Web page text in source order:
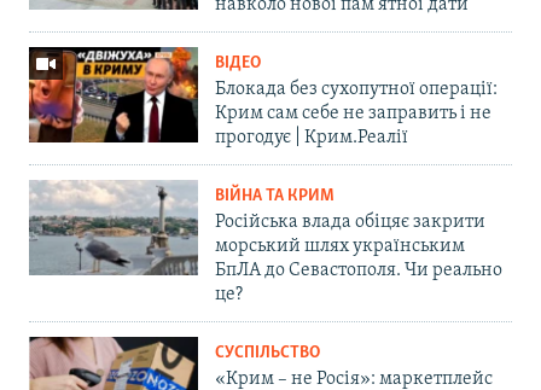
навколо нової пам'ятної дати
ВІДЕО
Блокада без сухопутної операції:
Крим сам себе не заправить і не
прогодує | Крим.Реалії
ВІЙНА ТА КРИМ
Російська влада обіцяє закрити
морський шлях українським
БпЛА до Севастополя. Чи реально
це?
СУСПІЛЬСТВО
«Крим – не Росія»: маркетплейс